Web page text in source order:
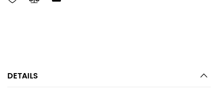
DETAILS